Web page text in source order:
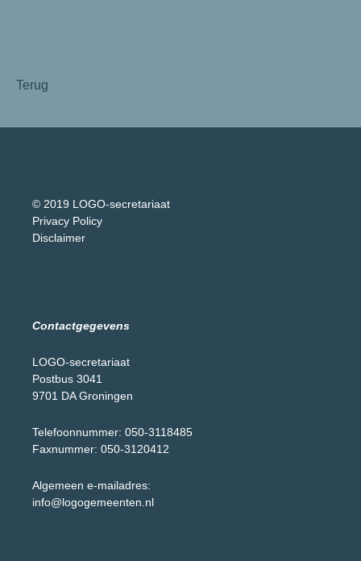
Terug
© 2019 LOGO-secretariaat
Privacy Policy
Disclaimer
Contactgegevens
LOGO-secretariaat
Postbus 3041
9701 DA Groningen
Telefoonnummer: 050-3118485
Faxnummer: 050-3120412
Algemeen e-mailadres:
info@logogemeenten.nl